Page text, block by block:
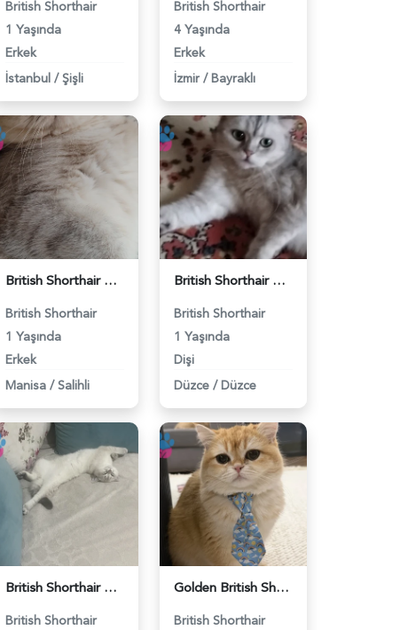
British Shorthair
1 Yaşında
Erkek
İstanbul / Şişli
British Shorthair
4 Yaşında
Erkek
İzmir / Bayraklı
British Shorthair Kedimize eş arıyoruz - 118984628
British Shorthair
1 Yaşında
Erkek
Manisa / Salihli
British Shorthair Güzel kızımıza eş arıyoruz - 118984633
British Shorthair
1 Yaşında
Dişi
Düzce / Düzce
British Shorthair Dişi Kedim Eş Arıyor - 118984618
British Shorthair
Golden British Shorthair 1 Yaşında Eş Arıyor - 118984604
British Shorthair